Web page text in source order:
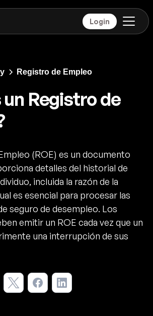
Login
Registro de Empleo
un Registro de
(ROE) es un documento
detalles del historial de
incluida la razón de la
es esencial para procesar las
seguro de desempleo. Los
emitir un ROE cada vez que un
una interrupción de sus